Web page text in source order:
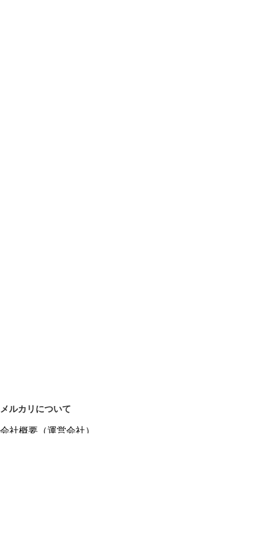
メルカリについて
会社概要（運営会社）